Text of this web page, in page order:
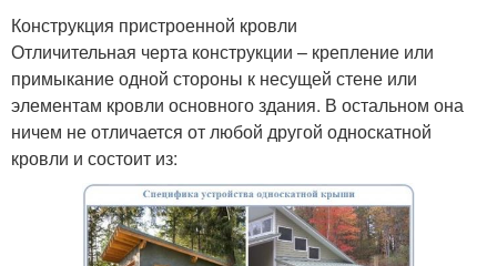
Конструкция пристроенной кровли
Отличительная черта конструкции – крепление или
примыкание одной стороны к несущей стене или
элементам кровли основного здания. В остальном она
ничем не отличается от любой другой односкатной
кровли и состоит из: